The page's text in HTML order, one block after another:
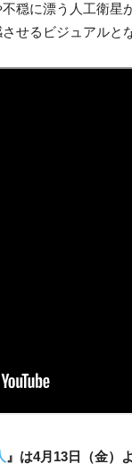
穏に漂う人工衛
せるビジュアルと
』は4月13日（金）